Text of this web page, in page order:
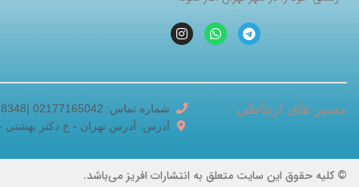
مسیر های ارتباطی
شماره تماس: 02177165042 |02188518348
آدرس: آدرس تهران - خ دکتر بهشتی - خ
© کلیه حقوق این سایت متعلق به انتشارات افریز می‌باشد.